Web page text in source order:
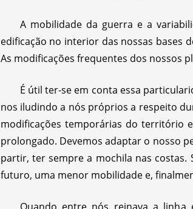
A mobilidade da guerra e a
edificação no interior das nossas bases
As modificações frequentes dos nossos
É útil ter-se em conta essa
nos iludindo a nós próprios a respeito
modificações temporárias do território
prolongado. Devemos adaptar o nosso
partir, ter sempre a mochila nas
futuro, uma menor mobilidade e,